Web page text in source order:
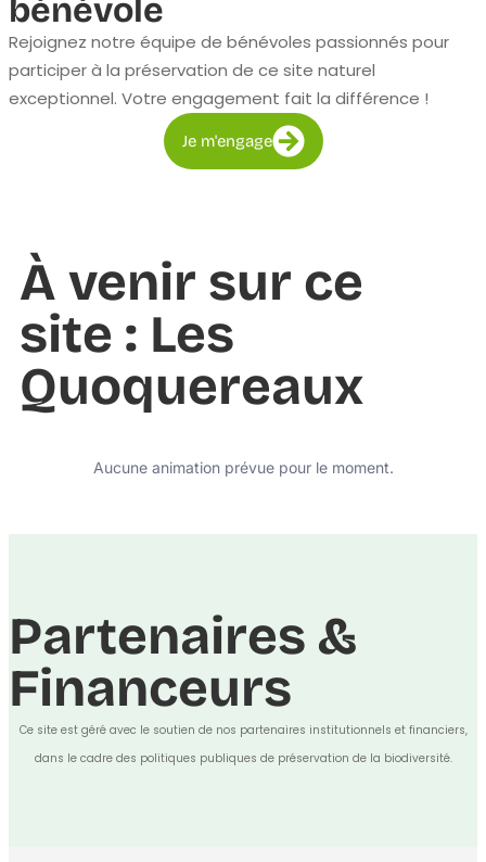
bénévole
Rejoignez notre équipe de bénévoles passionnés pour
participer à la préservation de ce site naturel
exceptionnel. Votre engagement fait la différence !
Je m'engage
À venir sur ce
site : Les
Quoquereaux
Aucune animation prévue pour le moment.
Partenaires &
Financeurs
Ce site est géré avec le soutien de nos partenaires institutionnels et financiers,
dans le cadre des politiques publiques de préservation de la biodiversité.